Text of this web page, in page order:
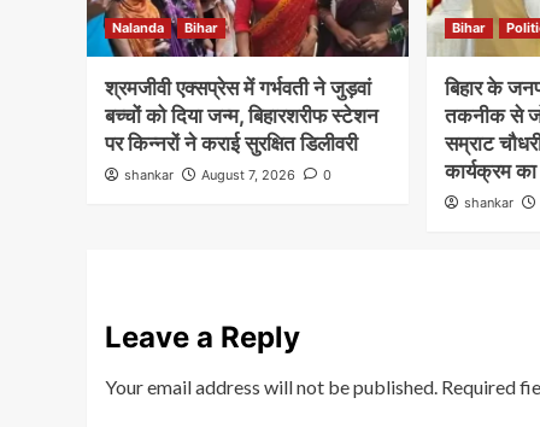
Nalanda Bihar
श्रमजीवी एक्सप्रेस में गर्भवती ने जुड़वां
बच्चों को दिया जन्म, बिहारशरीफ स्टेशन
पर किन्नरों ने कराई सुरक्षित डिलीवरी
shankar August 7, 2026 0
Bihar
बिहार के
तकनीक से
सम्राट
कार्यक्रम
shankar
Leave a Reply
Your email address will not be published. Required